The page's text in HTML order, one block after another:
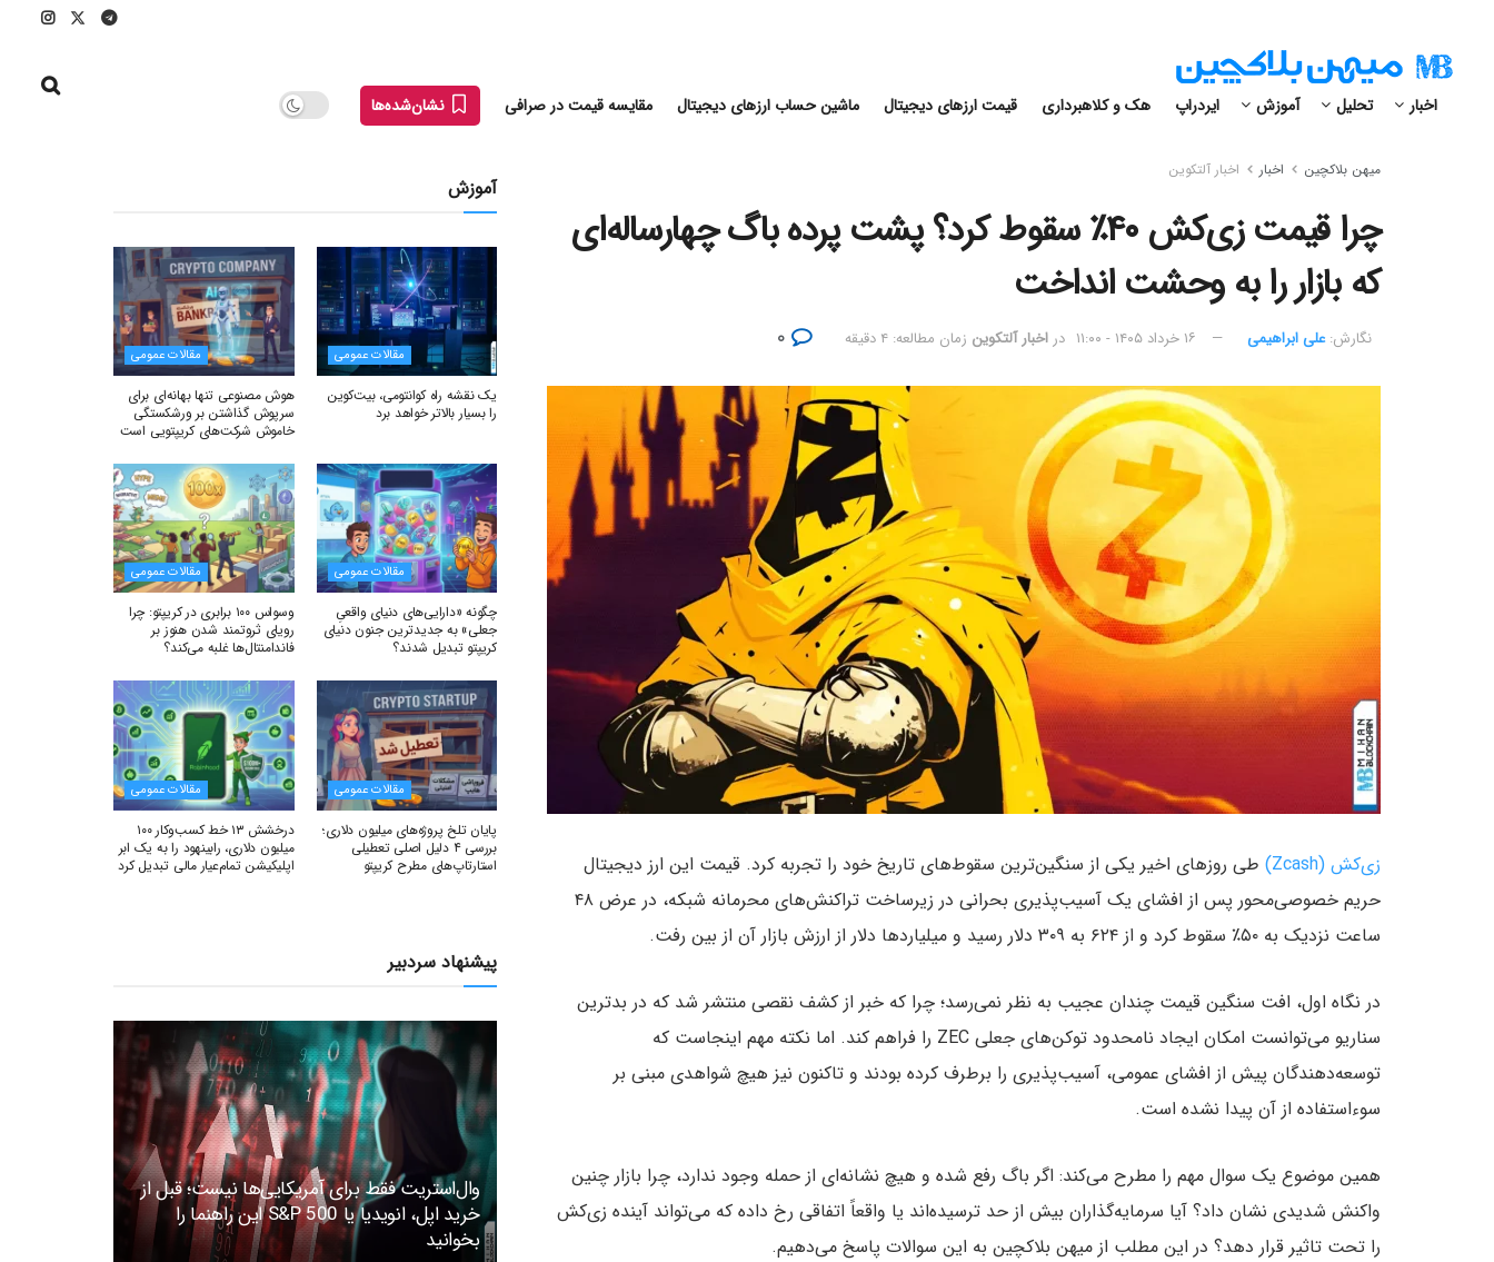
اخبار تحلیل آموزش ایردراپ هک و کلاهبرداری قیمت ارزهای دیجیتال ماشین حساب ارزهای دیجیتال مقایسه قیمت در صرافی نشان‌شده‌ها
میهن بلاکچین اخبار اخبار آلتکوین
چرا قیمت زی‌کش ۴۰٪ سقوط کرد؟ پشت پرده باگ چهارساله‌ای
که بازار را به وحشت انداخت
نگارش:‌ علی ابراهیمی ۱۶ خرداد ۱۴۰۵ - ۱۱:۰۰ در اخبار آلتکوین زمان مطالعه: ۴ دقیقه
زی‌کش (Zcash)
طی روزهای اخیر یکی از سنگین‌ترین سقوط‌های تاریخ خود را تجربه کرد. قیمت این ارز دیجیتال
حریم خصوصی‌محور پس از افشای یک آسیب‌پذیری بحرانی در زیرساخت تراکنش‌های محرمانه شبکه، در عرض ۴۸
ساعت نزدیک به ۵۰٪ سقوط کرد و از ۶۲۴ به ۳۰۹ دلار رسید و میلیاردها دلار از ارزش بازار آن از بین رفت.
در نگاه اول، افت سنگین قیمت چندان عجیب به نظر نمی‌رسد؛ چرا که خبر از کشف نقصی منتشر شد که در بدترین
سناریو می‌توانست امکان ایجاد نامحدود توکن‌های جعلی ZEC را فراهم کند. اما نکته مهم اینجاست که
توسعه‌دهندگان پیش از افشای عمومی، آسیب‌پذیری را برطرف کرده بودند و تاکنون نیز هیچ شواهدی مبنی بر
سوءاستفاده از آن پیدا نشده است.
همین موضوع یک سوال مهم را مطرح می‌کند: اگر باگ رفع شده و هیچ نشانه‌ای از حمله وجود ندارد، چرا بازار چنین
واکنش شدیدی نشان داد؟ آیا سرمایه‌گذاران بیش از حد ترسیده‌اند یا واقعاً اتفاقی رخ داده که می‌تواند آینده زی‌کش
را تحت تاثیر قرار دهد؟ در این مطلب از میهن بلاکچین به این سوالات پاسخ می‌دهیم.
آموزش
مقالات عمومی
یک نقشه راه کوانتومی، بیت‌کوین
را بسیار بالاتر خواهد برد
مقالات عمومی
هوش مصنوعی تنها بهانه‌ای برای
سرپوش گذاشتن بر ورشکستگی
خاموش شرکت‌های کریپتویی است
مقالات عمومی
چگونه «دارایی‌های دنیای واقعیِ
جعلی» به جدیدترین جنون دنیای
کریپتو تبدیل شدند؟
مقالات عمومی
وسواس ۱۰۰ برابری در کریپتو: چرا
رویای ثروتمند شدن هنوز بر
فاندامنتال‌ها غلبه می‌کند؟
مقالات عمومی
پایان تلخ پروژه‌های میلیون دلاری؛
بررسی ۴ دلیل اصلی تعطیلی
استارتاپ‌های مطرح کریپتو
مقالات عمومی
درخشش ۱۳ خط کسب‌وکار ۱۰۰
میلیون دلاری، رابینهود را به یک ابر
اپلیکیشن تمام‌عیار مالی تبدیل کرد
پیشنهاد سردبیر
وال‌استریت فقط برای آمریکایی‌ها نیست؛ قبل از
خرید اپل، انویدیا یا S&P 500 این راهنما را
بخوانید